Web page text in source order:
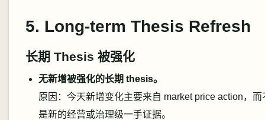
5. Long-term Thesis Refresh
长期 Thesis 被强化
无新增被强化的长期 thesis。
原因：今天新增变化主要来自 market price action，而
是新的经营或治理级一手证据。